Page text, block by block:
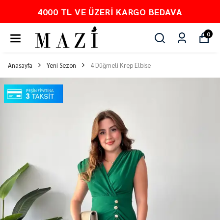
ÜZERI KARGO BEDAVA
0
Anasayfa Yeni Sezon 4 Düğmeli Krep Elbise